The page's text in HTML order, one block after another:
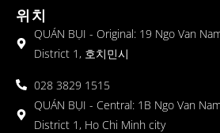
위치
QUÁN BỤI - Original: 19 Ngo Van
District 1, 호치민시
028 3829 1515
QUÁN BỤI - Central: 1B Ngo Van
District 1, Ho Chi Minh city